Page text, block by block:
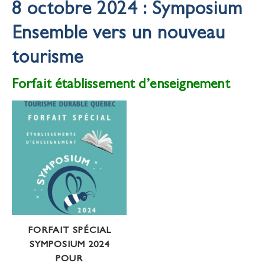
8 octobre 2024 : Symposium
Ensemble vers un nouveau
tourisme
Forfait établissement d’enseignement
FORFAIT SPÉCIAL
SYMPOSIUM 2024
POUR